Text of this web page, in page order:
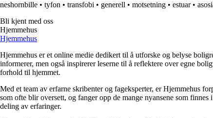
neshornbille • tyfon • transfobi • generell • motsetning • estuar•
Bli kjent med oss
Hjemmehus
Hjemmehus
Hjemmehus er et online medie dedikert til å utforske og belyse
informerer, men også inspirerer leserne til å reflektere over egne
forhold til hjemmet.
Med et team av erfarne skribenter og fageksperter, er Hjemmehus
som ofte blir oversett, og fanger opp de mange nyansene som
deling av erfaringer.